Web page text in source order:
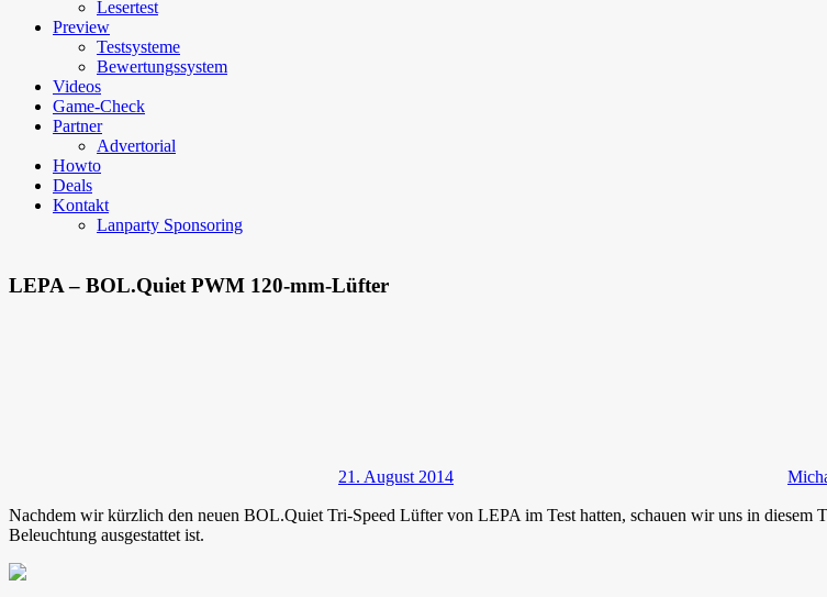
Lesertest
Preview
Testsysteme
Bewertungssystem
Videos
Game-Check
Partner
Advertorial
Howto
Deals
Kontakt
Lanparty Sponsoring
LEPA – BOL.Quiet PWM 120-mm-Lüfter
21. August 2014
Nachdem wir kürzlich den neuen BOL.Quiet Tri-Speed Lüfter von LEPA im Test hatten, schauen wir uns in
Beleuchtung ausgestattet ist.